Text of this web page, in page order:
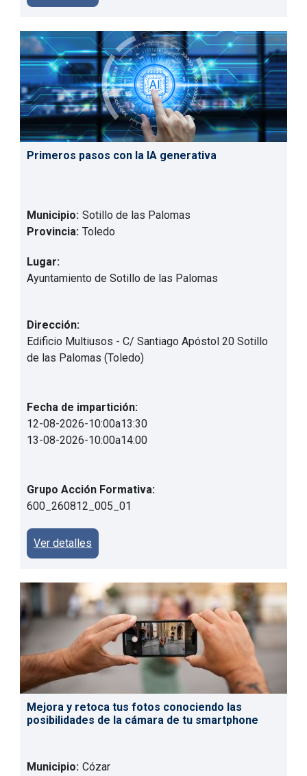
Primeros pasos con la IA generativa
Municipio: Sotillo de las Palomas
Provincia: Toledo
Lugar:
Ayuntamiento de Sotillo de las Palomas
Dirección:
Edificio Multiusos - C/ Santiago Apóstol 20 Sotillo
de las Palomas (Toledo)
Fecha de impartición:
12-08-2026-10:00a13:30
13-08-2026-10:00a14:00
Grupo Acción Formativa:
600_260812_005_01
Ver detalles
Mejora y retoca tus fotos conociendo las
posibilidades de la cámara de tu smartphone
Municipio: Cózar